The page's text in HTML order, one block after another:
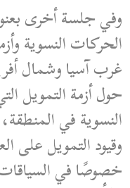
وفي جلسة أخرى
الحركات النسوية
غرب آسيا وشمال
حول أزمة التمويل
النسوية في المنطقة،
وقيود التمويل على
خصوصًا في السياقات